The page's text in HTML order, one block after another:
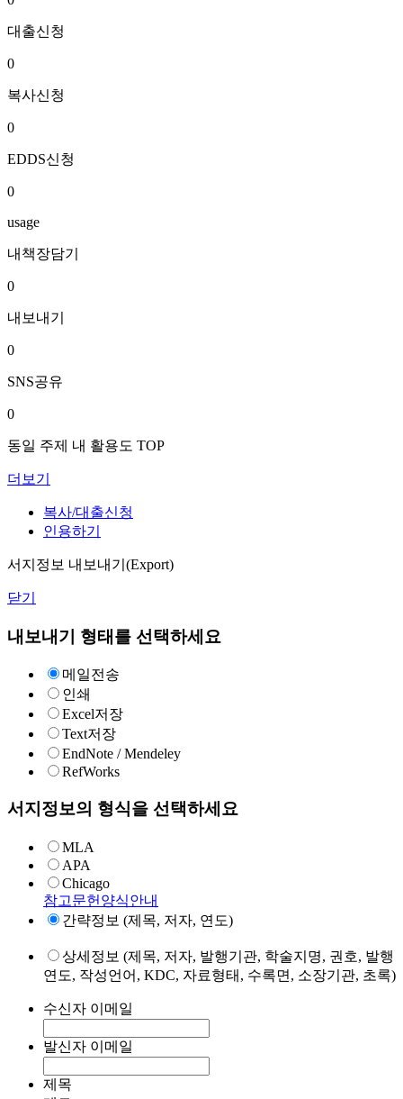
대출신청
0
복사신청
0
EDDS신청
0
usage
내책장담기
0
내보내기
0
SNS공유
0
동일 주제 내 활용도 TOP
더보기
복사/대출신청
인용하기
서지정보 내보내기(Export)
닫기
내보내기 형태를 선택하세요
메일전송
인쇄
Excel저장
Text저장
EndNote / Mendeley
RefWorks
서지정보의 형식을 선택하세요
MLA
APA
Chicago
참고문헌양식안내
간략정보 (제목, 저자, 연도)
상세정보 (제목, 저자, 발행기관, 학술지명, 권호, 발행
연도, 작성언어, KDC, 자료형태, 수록면, 소장기관, 초록)
수신자 이메일
발신자 이메일
제목